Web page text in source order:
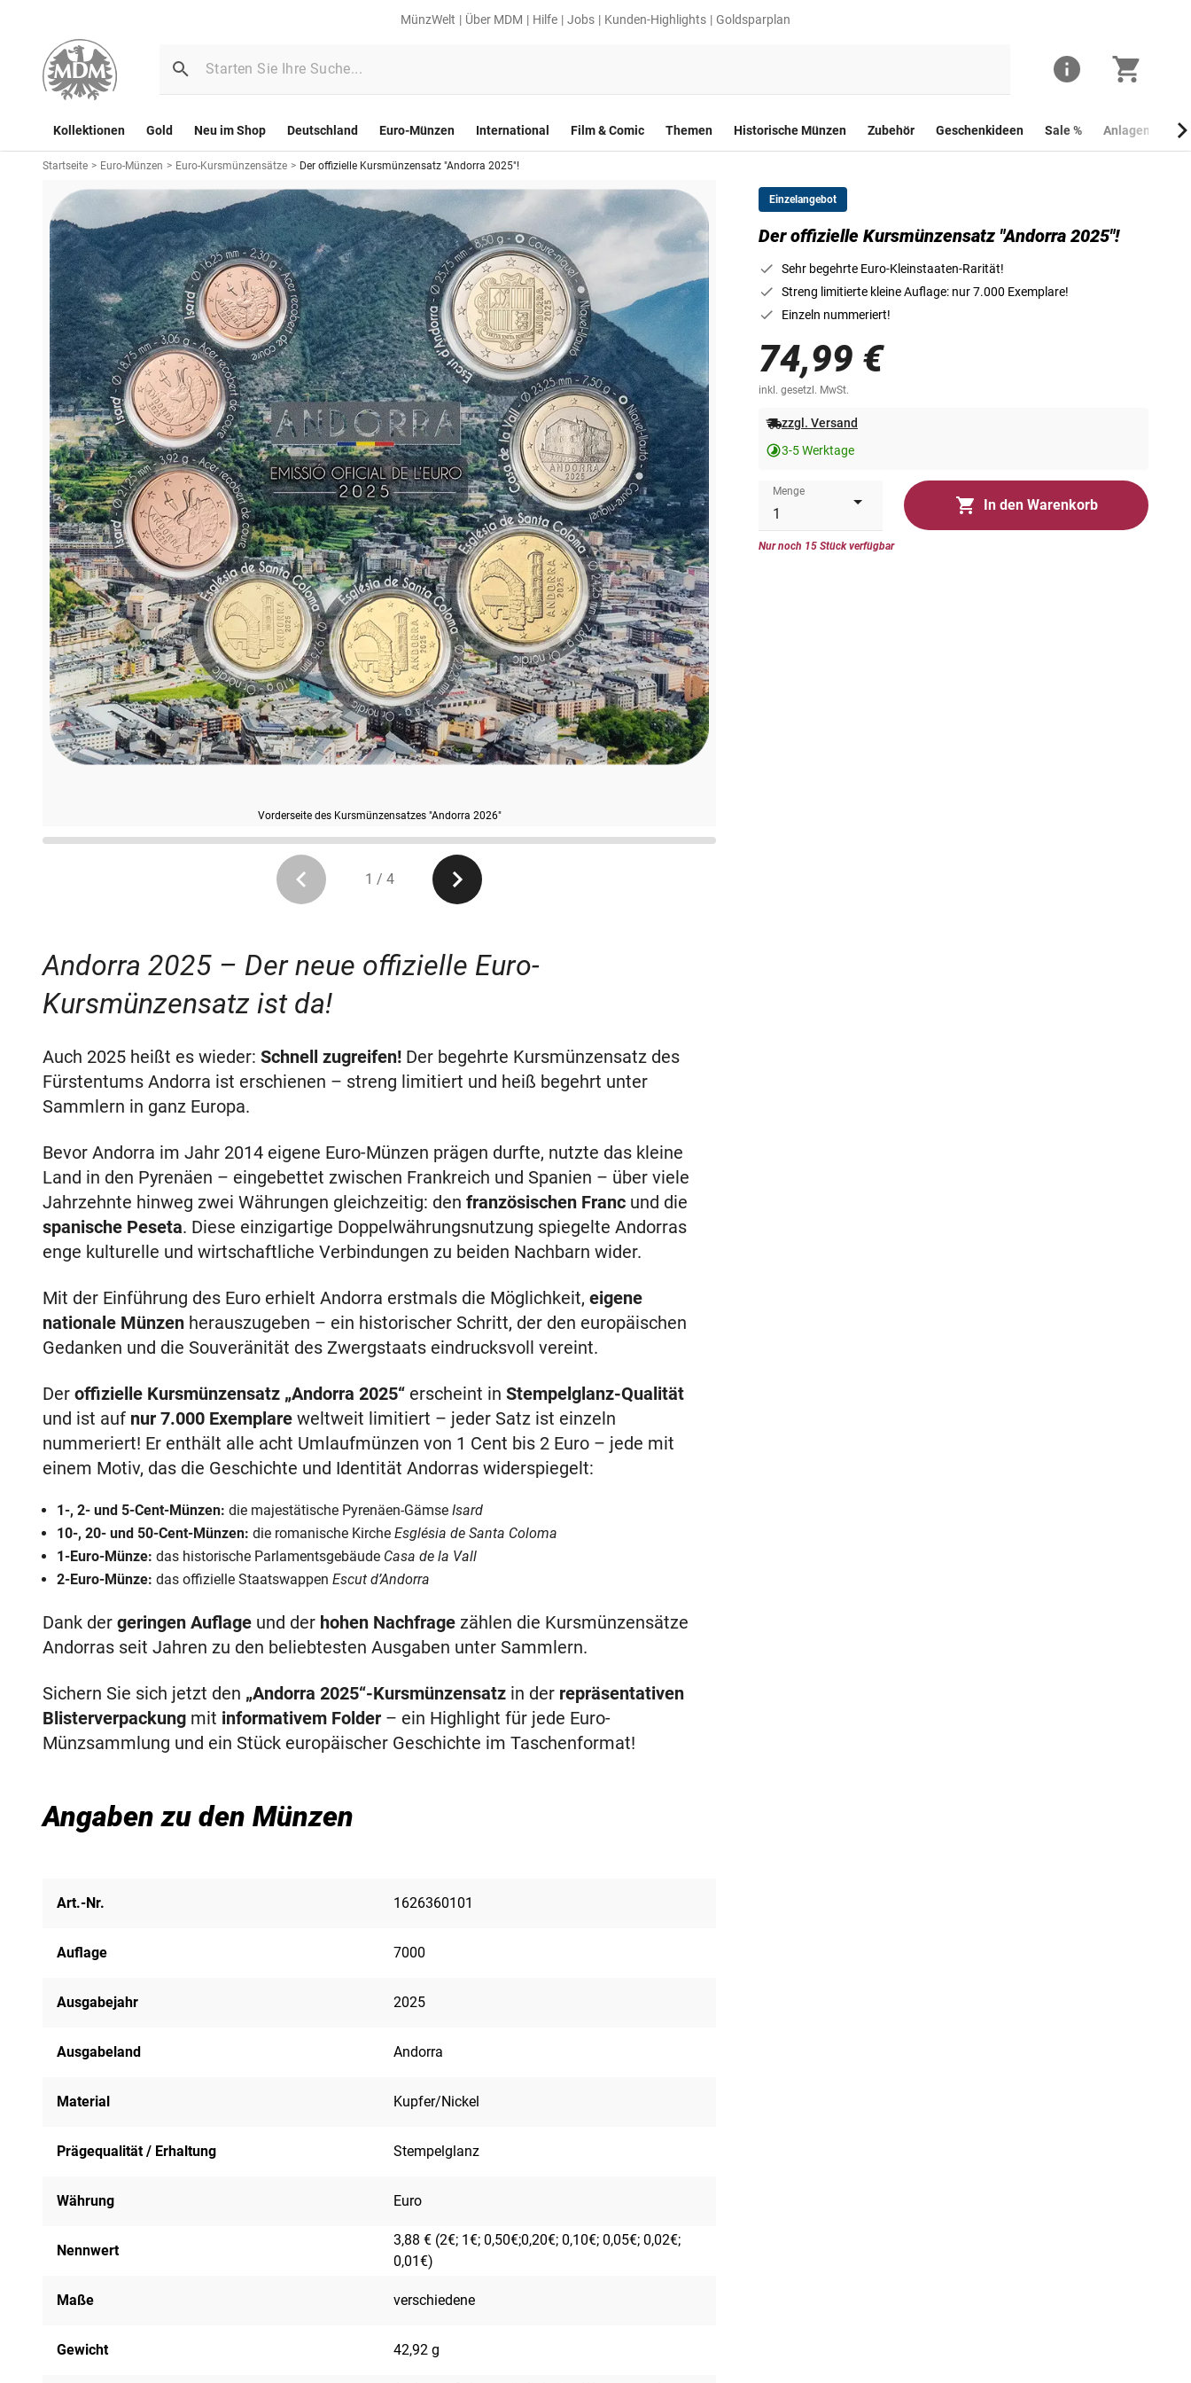
MünzWelt Über MDM Hilfe Jobs Kunden-Highlights Goldsparplan
Kollektionen Gold Neu im Shop Deutschland Euro-Münzen International Film & Comic Themen Historische Münzen Zubehör Geschenkideen Sale % Anlagemünzen
Startseite > Euro-Münzen > Euro-Kursmünzensätze > Der offizielle Kursmünzensatz "Andorra 2025"!
Vorderseite des Kursmünzensatzes "Andorra 2026"
Rückseite des Kursmünzensatzes "Andorra 2026"
1 / 4
Einzelangebot
Der offizielle Kursmünzensatz "Andorra 2025"!
Sehr begehrte Euro-Kleinstaaten-Rarität!
Streng limitierte kleine Auflage: nur 7.000 Exemplare!
Einzeln nummeriert!
74,99 €
inkl. gesetzl. MwSt.
zzgl. Versand
3-5 Werktage
Menge
In den Warenkorb
Nur noch 15 Stück verfügbar
Andorra 2025 – Der neue offizielle Euro-
Kursmünzensatz ist da!
Auch 2025 heißt es wieder: Schnell zugreifen! Der begehrte Kursmünzensatz des
Fürstentums Andorra ist erschienen – streng limitiert und heiß begehrt unter
Sammlern in ganz Europa.
Bevor Andorra im Jahr 2014 eigene Euro-Münzen prägen durfte, nutzte das kleine
Land in den Pyrenäen – eingebettet zwischen Frankreich und Spanien – über viele
Jahrzehnte hinweg zwei Währungen gleichzeitig: den französischen Franc und die
spanische Peseta. Diese einzigartige Doppelwährungsnutzung spiegelte Andorras
enge kulturelle und wirtschaftliche Verbindungen zu beiden Nachbarn wider.
Mit der Einführung des Euro erhielt Andorra erstmals die Möglichkeit, eigene
nationale Münzen herauszugeben – ein historischer Schritt, der den europäischen
Gedanken und die Souveränität des Zwergstaats eindrucksvoll vereint.
Der offizielle Kursmünzensatz „Andorra 2025“ erscheint in Stempelglanz-Qualität
und ist auf nur 7.000 Exemplare weltweit limitiert – jeder Satz ist einzeln
nummeriert! Er enthält alle acht Umlaufmünzen von 1 Cent bis 2 Euro – jede mit
einem Motiv, das die Geschichte und Identität Andorras widerspiegelt:
1-, 2- und 5-Cent-Münzen: die majestätische Pyrenäen-Gämse Isard
10-, 20- und 50-Cent-Münzen: die romanische Kirche Església de Santa Coloma
1-Euro-Münze: das historische Parlamentsgebäude Casa de la Vall
2-Euro-Münze: das offizielle Staatswappen Escut d’Andorra
Dank der geringen Auflage und der hohen Nachfrage zählen die Kursmünzensätze
Andorras seit Jahren zu den beliebtesten Ausgaben unter Sammlern.
Sichern Sie sich jetzt den „Andorra 2025“-Kursmünzensatz in der repräsentativen
Blisterverpackung mit informativem Folder – ein Highlight für jede Euro-
Münzsammlung und ein Stück europäischer Geschichte im Taschenformat!
Angaben zu den Münzen
Art.-Nr. 1626360101
Auflage 7000
Ausgabejahr 2025
Ausgabeland Andorra
Material Kupfer/Nickel
Prägequalität / Erhaltung Stempelglanz
Währung Euro
Nennwert
3,88 € (2€; 1€; 0,50€;0,20€; 0,10€; 0,05€; 0,02€;
0,01€)
Maße verschiedene
Gewicht 42,92 g